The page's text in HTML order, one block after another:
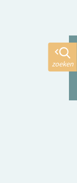
zoeken